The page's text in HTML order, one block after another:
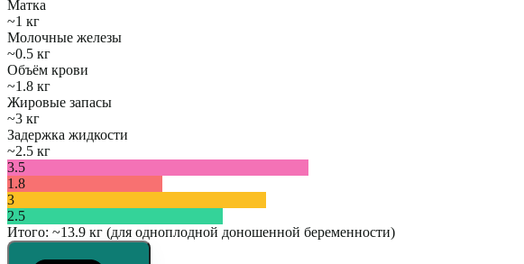
Матка
~1 кг
Молочные железы
~0.5 кг
Объём крови
~1.8 кг
Жировые запасы
~3 кг
Задержка жидкости
~2.5 кг
3.5
1.8
3
2.5
Итого: ~13.9 кг (для одноплодной доношенной беременности)